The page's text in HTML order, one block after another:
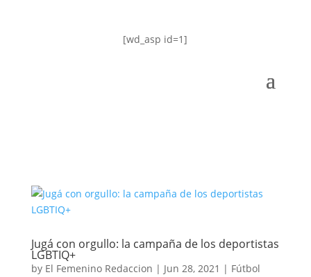
[wd_asp id=1]
Jugá con orgullo: la campaña de los deportistas
LGBTIQ+
by El Femenino Redaccion | Jun 28, 2021 | Fútbol